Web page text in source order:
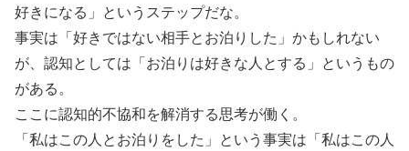
好きになる」というステップだな。
事実は「好きではない相手とお泊りした」かもしれない
が、認知としては「お泊りは好きな人とする」というもの
がある。
ここに認知的不協和を解消する思考が働く。
「私はこの人とお泊りをした」という事実は「私はこの人